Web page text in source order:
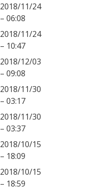
2018/11/24
– 06:08
2018/11/24
– 10:47
2018/12/03
– 09:08
2018/11/30
– 03:17
2018/11/30
– 03:37
2018/10/15
– 18:09
2018/10/15
– 18:59